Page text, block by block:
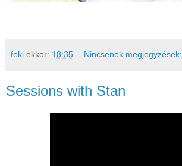
feki ekkor: 18:35 Nincsenek megjegyzések:
Sessions with Stan